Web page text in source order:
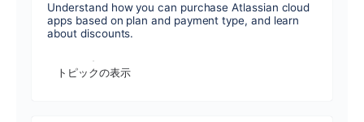
Understand how you can purchase Atlassian cloud
apps based on plan and payment type, and learn
about discounts.
トピックの表示